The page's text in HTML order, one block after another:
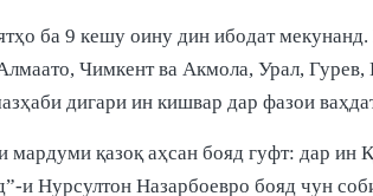
ба 9 кешу оину дин ибодат
Чимкент ва Акмола, Урал,
дигари ин кишвар дар фазои
қазоқ аҳсан бояд гуфт: дар ин
и Нурсултон Назарбоевро бояд чун